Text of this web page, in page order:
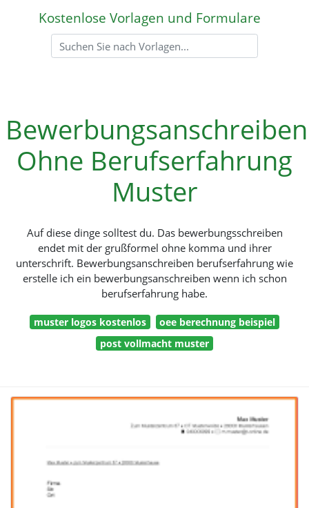
Kostenlose Vorlagen und Formulare
Bewerbungsanschreiben
Ohne Berufserfahrung
Muster
Auf diese dinge solltest du. Das bewerbungsschreiben
endet mit der grußformel ohne komma und ihrer
unterschrift. Bewerbungsanschreiben berufserfahrung wie
erstelle ich ein bewerbungsanschreiben wenn ich schon
berufserfahrung habe.
muster logos kostenlos
oee berechnung beispiel
post vollmacht muster